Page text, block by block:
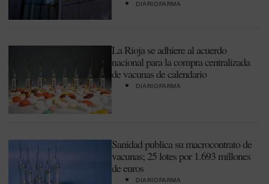
DIARIOFARMA
La Rioja se adhiere al acuerdo
nacional para la compra centralizada
de vacunas de calendario
DIARIOFARMA
Sanidad publica su macrocontrato de
vacunas; 25 lotes por 1.693 millones
de euros
DIARIOFARMA